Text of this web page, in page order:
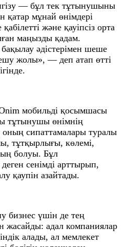
— бұл тек тұтынушыны
қатар мұнай өнімдері
және қауіпсіз орта
маңызды қадам.
әдістерімен шеше
жолы», — деп атап өтті
мобильді қосымшасы
тұтынушы өнімнің
оның сипаттамалары туралы
тұтқырлығы, көлемі,
болуы. Бұл
сенімді арттырып,
қаупін азайтады.
бизнес үшін де тең
жасайды: адал компаниялар
алады, ал мемлекет